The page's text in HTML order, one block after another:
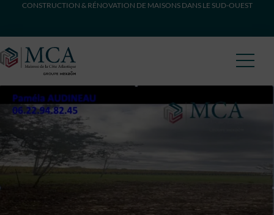
CONSTRUCTION & RÉNOVATION DE MAISONS DANS LE SUD-OUEST